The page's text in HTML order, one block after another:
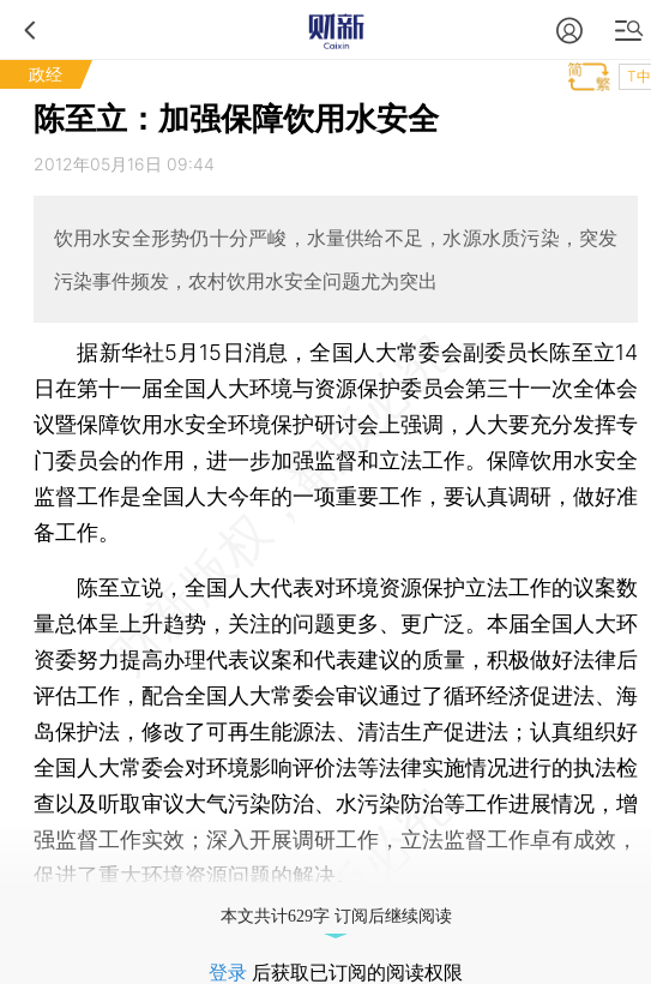
政经 T中
陈至立：加强保障饮用水安全
2012年05月16日 09:44
饮用水安全形势仍十分严峻，水量供给不足，水源水质污染，突发
污染事件频发，农村饮用水安全问题尤为突出
据新华社5月15日消息，全国人大常委会副委员长陈至立14
日在第十一届全国人大环境与资源保护委员会第三十一次全体会
议暨保障饮用水安全环境保护研讨会上强调，人大要充分发挥专
门委员会的作用，进一步加强监督和立法工作。保障饮用水安全
监督工作是全国人大今年的一项重要工作，要认真调研，做好准
备工作。
陈至立说，全国人大代表对环境资源保护立法工作的议案数
量总体呈上升趋势，关注的问题更多、更广泛。本届全国人大环
资委努力提高办理代表议案和代表建议的质量，积极做好法律后
评估工作，配合全国人大常委会审议通过了循环经济促进法、海
岛保护法，修改了可再生能源法、清洁生产促进法；认真组织好
全国人大常委会对环境影响评价法等法律实施情况进行的执法检
查以及听取审议大气污染防治、水污染防治等工作进展情况，增
强监督工作实效；深入开展调研工作，立法监督工作卓有成效，
促进了重大环境资源问题的解决。
本文共计629字 订阅后继续阅读
登录 后获取已订阅的阅读权限